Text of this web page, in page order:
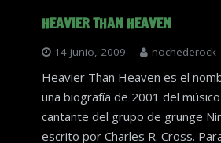
HEAVIER THAN HEAVEN
14 junio, 2009 nochederock
Heavier Than Heaven es el
una biografía de 2001 del
cantante del grupo de grunge
escrito por Charles R. Cross.